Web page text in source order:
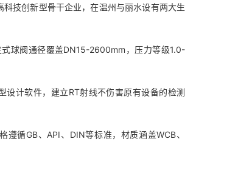
技创新型骨干企业，在温州与丽水设有两大生
球阀通径覆盖DN15-2600mm，压力等级1.0-
计软件，建立RT射线不伤害原有设备的检测
循GB、API、DIN等标准，材质涵盖WCB、